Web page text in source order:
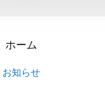
ホーム
お知らせ